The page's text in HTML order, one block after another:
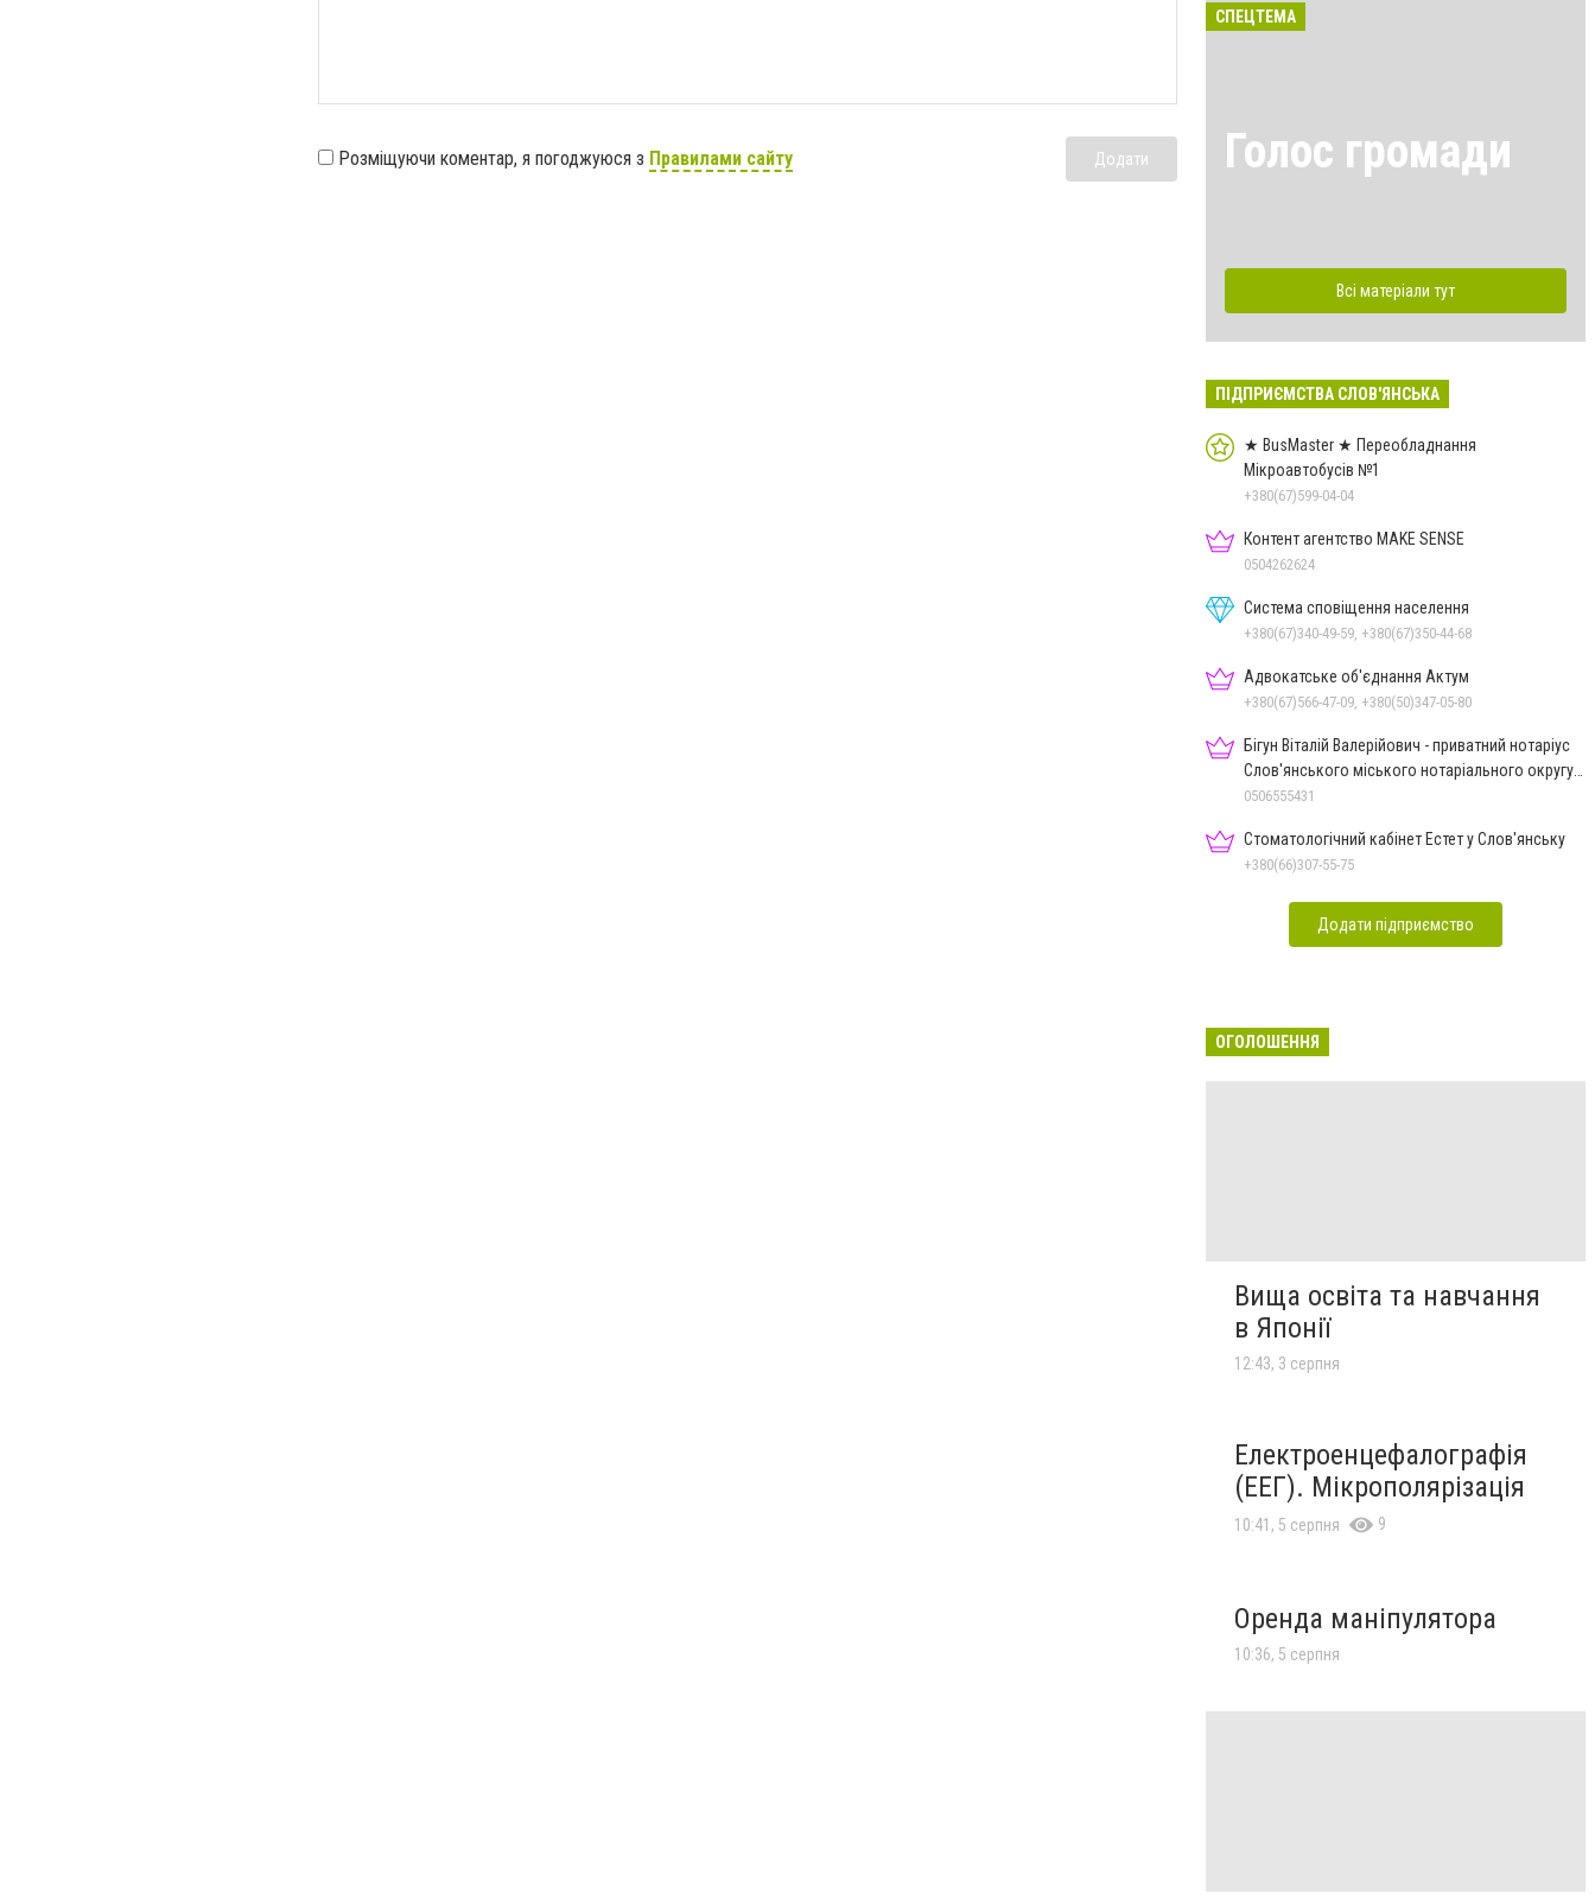
Розміщуючи коментар, я погоджуюся з Правилами сайту Додати
СПЕЦТЕМА
Голос громади
Всі матеріали тут
ПІДПРИЄМСТВА СЛОВ'ЯНСЬКА
★ BusMaster ★ Переобладнання
Мікроавтобусів №1
+380(67)599-04-04
Контент агентство MAKE SENSE
0504262624
Система сповіщення населення
+380(67)340-49-59, +380(67)350-44-68
Адвокатське об'єднання Актум
+380(67)566-47-09, +380(50)347-05-80
Бігун Віталій Валерійович - приватний нотаріус
Слов'янського міського нотаріального округу
Дон.обл.
0506555431
Стоматологічний кабінет Естет у Слов'янську
+380(66)307-55-75
Додати підприємство
ОГОЛОШЕННЯ
Вища освіта та навчання
в Японії
12:43, 3 серпня
Електроенцефалографія
(ЕЕГ). Мікрополярізація
10:41, 5 серпня 9
Оренда маніпулятора
10:36, 5 серпня